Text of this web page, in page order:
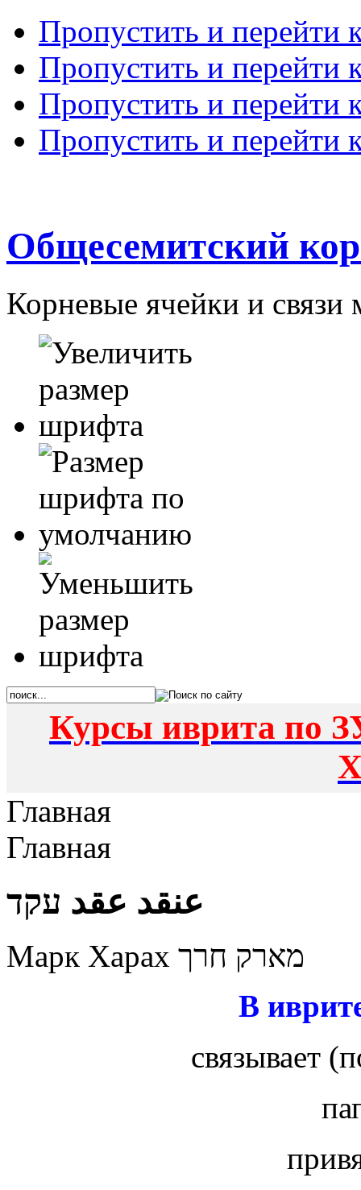
Пропустить и перейти
Пропустить и перейти
Пропустить и перейти
Пропустить и перейти
Общесемитский
Корневые ячейки и
Курсы иврита по
Главная
Главная
عنقد عقد עקד
Марк Харах מארק חרך
В
связывает